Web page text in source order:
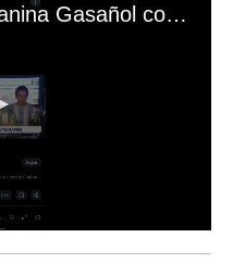
El mal momento de Yanina Gasañol con un hincha argentino en "Subrayado"